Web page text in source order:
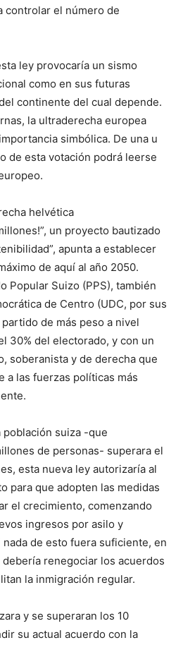
controlar el número de
ley provocaría un sismo
como en sus futuras
continente del cual depende.
la ultraderecha europea
simbólica. De una u
de esta votación podrá leerse
helvética
un proyecto bautizado
apunta a establecer
de aquí al año 2050.
Popular Suizo (PPS), también
de Centro (UDC, por sus
de más peso a nivel
30% del electorado, y con un
soberanista y de derecha que
a las fuerzas políticas más
población suiza -que
de personas- superara el
esta nueva ley autorizaría al
para que adopten las medidas
el crecimiento, comenzando
ingresos por asilo y
de esto fuera suficiente, en
renegociar los acuerdos
la inmigración regular.
y se superaran los 10
su actual acuerdo con la